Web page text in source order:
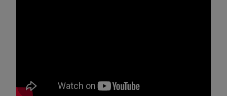
Ventures、Partners Group 以及 Paul Capital Partners
組成的投資集團之澳洲顧問。該集團承諾在對